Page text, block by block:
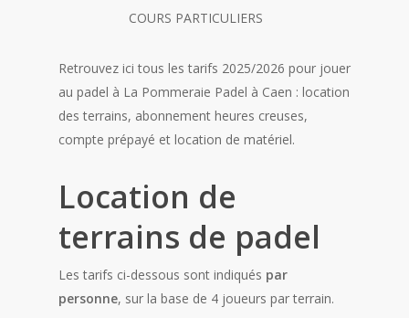
COURS PARTICULIERS
Retrouvez ici tous les tarifs 2025/2026 pour jouer
au padel à La Pommeraie Padel à Caen : location
des terrains, abonnement heures creuses,
compte prépayé et location de matériel.
Location de
terrains de padel
Les tarifs ci-dessous sont indiqués par
personne, sur la base de 4 joueurs par terrain.